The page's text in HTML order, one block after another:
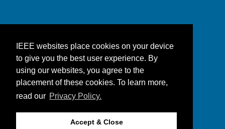
IEEE websites place cookies on your device
to give you the best user experience. By
using our websites, you agree to the
placement of these cookies. To learn more,
read our Privacy Policy.
Accept & Close